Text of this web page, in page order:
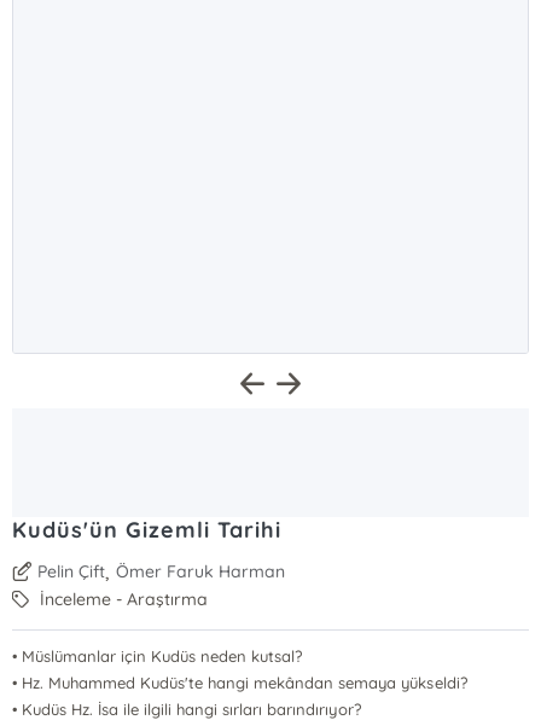
Kudüs'ün Gizemli Tarihi
Pelin Çift, Ömer Faruk Harman
İnceleme - Araştırma
• Müslümanlar için Kudüs neden kutsal?
• Hz. Muhammed Kudüs'te hangi mekândan semaya yükseldi?
• Kudüs Hz. İsa ile ilgili hangi sırları barındırıyor?